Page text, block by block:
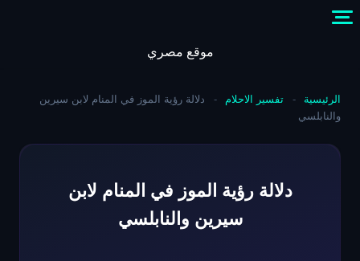
موقع مصري
الرئيسية - تفسير الاحلام -
دلالة رؤية الموز في المنام لابن سيرين
والنابلسي
دلالة رؤية الموز في المنام لابن
سيرين والنابلسي